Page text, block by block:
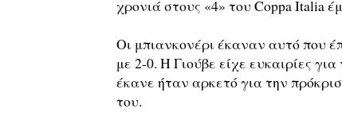
χρονιά στους «4» του Coppa Italia
Οι μπιανκονέρι έκαναν αυτό που
με 2-0. Η Γιούβε είχε ευκαιρίες
έκανε ήταν αρκετό για την
του.